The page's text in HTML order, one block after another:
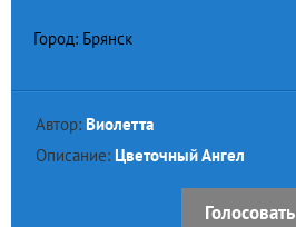
Город: Брянск
Автор: Виолетта
Описание: Цветочный Ангел
Голосовать